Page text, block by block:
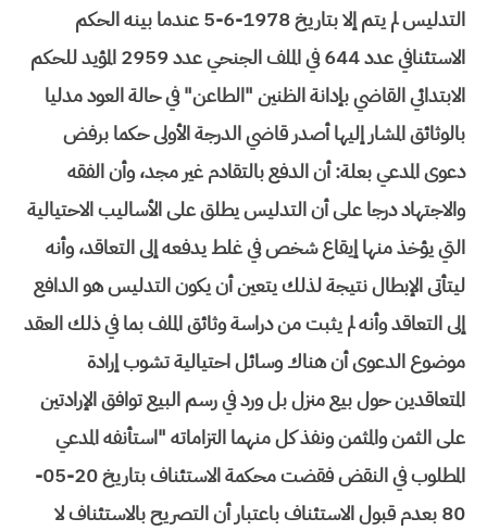
التدليس لم يتم إلا بتاريخ 1978-6-5 عندما بينه الحكم
الاستئنافي عدد 644 في الملف الجنحي عدد 2959 المؤيد للحكم
الابتدائي القاضي بإدانة الظنين "الطاعن" في حالة العود مدليا
بالوثائق المشار إليها أصدر قاضي الدرجة الأولى حكما برفض
دعوى المدعي بعلة: أن الدفع بالتقادم غير مجد، وأن الفقه
والاجتهاد درجا على أن التدليس يطلق على الأساليب الاحتيالية
التي يؤخذ منها إيقاع شخص في غلط يدفعه إلى التعاقد، وأنه
ليتأتى الإبطال نتيجة لذلك يتعين أن يكون التدليس هو الدافع
إلى التعاقد وأنه لم يثبت من دراسة وثائق الملف بما في ذلك العقد
موضوع الدعوى أن هناك وسائل احتيالية تشوب إرادة
المتعاقدين حول بيع منزل بل ورد في رسم البيع توافق الإرادتين
على الثمن والمثمن ونفذ كل منهما التزاماته "استأنفه المدعي
المطلوب في النقض فقضت محكمة الاستئناف بتاريخ 20-05-
80 بعدم قبول الاستئناف باعتبار أن التصريح بالاستئناف لا